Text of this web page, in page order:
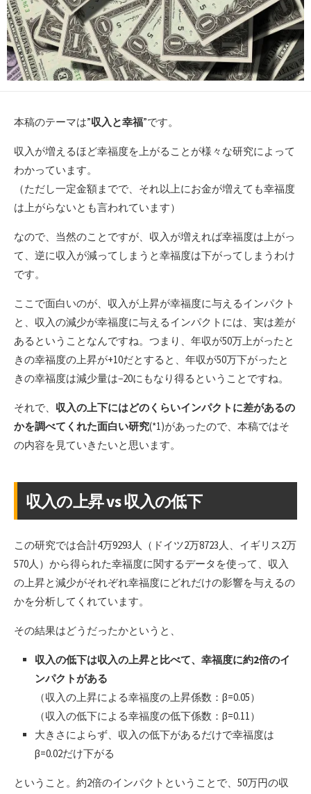
本稿のテーマは”収入と幸福”です。
収入が増えるほど幸福度を上がることが様々な研究によって
わかっています。
（ただし一定金額までで、それ以上にお金が増えても幸福度
は上がらないとも言われています）
なので、当然のことですが、収入が増えれば幸福度は上がっ
て、逆に収入が減ってしまうと幸福度は下がってしまうわけ
です。
ここで面白いのが、収入が上昇が幸福度に与えるインパクト
と、収入の減少が幸福度に与えるインパクトには、実は差が
あるということなんですね。つまり、年収が50万上がったと
きの幸福度の上昇が+10だとすると、年収が50万下がったと
きの幸福度は減少量は−20にもなり得るということですね。
それで、 収入の上下にはどのくらいインパクトに差があるの
かを調べてくれた面白い研究(*1)があったので、本稿ではそ
の内容を見ていきたいと思います。
収入の上昇 vs 収入の低下
この研究では合計4万9293人（ドイツ2万8723人、イギリス2万
570人）から得られた幸福度に関するデータを使って、収入
の上昇と減少がそれぞれ幸福度にどれだけの影響を与えるの
かを分析してくれています。
その結果はどうだったかというと、
収入の低下は収入の上昇と比べて、幸福度に約2倍のイ
ンパクトがある
（収入の上昇による幸福度の上昇係数：β=0.05）
（収入の低下による幸福度の低下係数：β=0.11）
大きさによらず、収入の低下があるだけで幸福度は
β=0.02だけ下がる
ということ。約2倍のインパクトということで、50万円の収